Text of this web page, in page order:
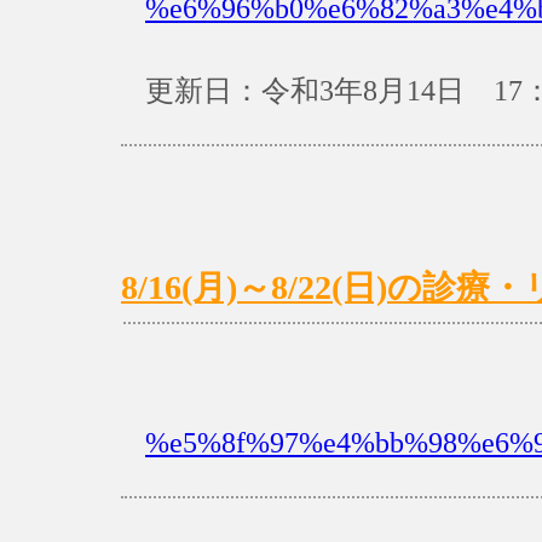
更新日：令和3年8月14日 17
8/16(月)～8/22(日)の診療